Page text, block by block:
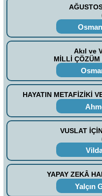
Akıl ve
MİLLİ
HAYATIN METAFİZİKİ
VUSLAT
YAPAY ZEKÂ
Yalçın